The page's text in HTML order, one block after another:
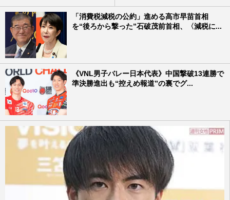
「消費税減税の公約」進める高市早苗首相
を“後ろから撃った”石破茂前首相、〈減税に...
《VNL男子バレー日本代表》中国撃破13連勝で
準決勝進出も“控えめ報道”の裏でグ...